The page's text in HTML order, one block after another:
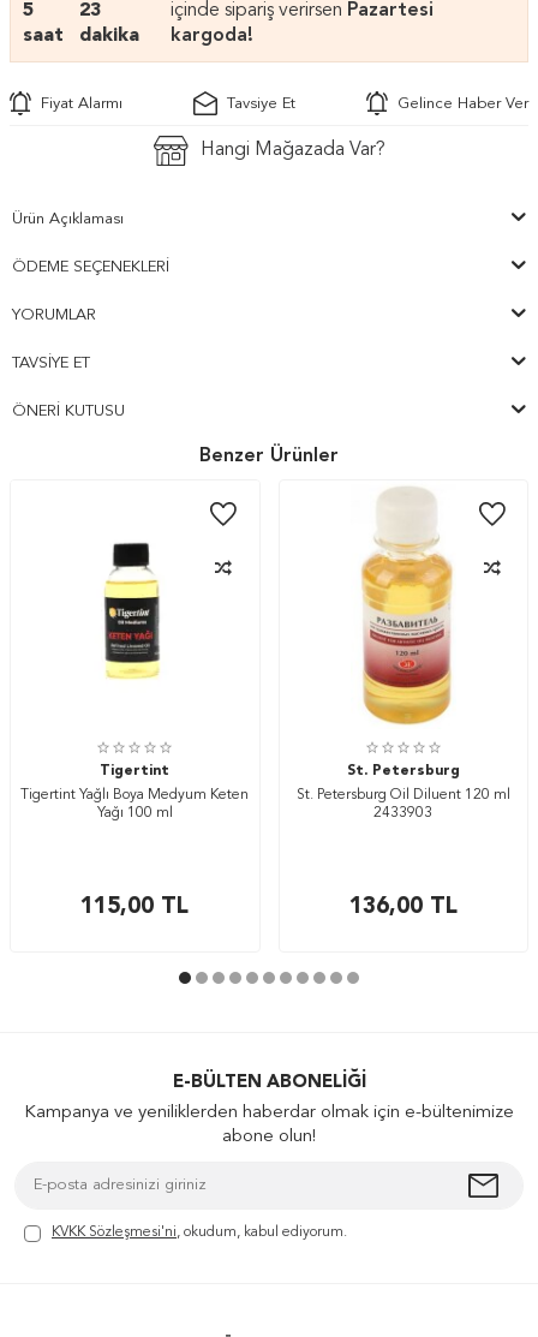
5
saat
23
dakika
içinde sipariş verirsen Pazartesi
kargoda!
Fiyat Alarmı Tavsiye Et Gelince Haber Ver
Hangi Mağazada Var?
Ürün Açıklaması
ÖDEME SEÇENEKLERI
YORUMLAR
TAVSIYE ET
ÖNERI KUTUSU
Benzer Ürünler
Tigertint
Tigertint Yağlı Boya Medyum Keten
Yağı 100 ml
115,00 TL
St. Petersburg
St. Petersburg Oil Diluent 120 ml
2433903
136,00TL
E-BÜLTEN ABONELIĞI
Kampanya ve yeniliklerden haberdar olmak için e-bültenimize
abone olun!
KVKK Sözleşmesi'ni, okudum, kabul ediyorum.